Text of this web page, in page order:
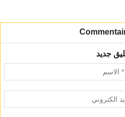
جديد